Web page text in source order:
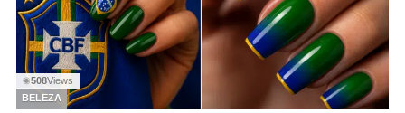
◉508Views
BELEZA